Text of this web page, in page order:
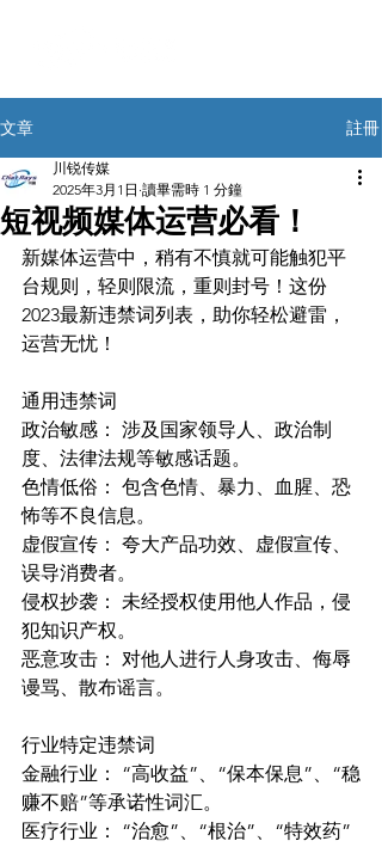
文章 註冊
短视频媒体运营必看！
川锐传媒
2025年3月1日 讀畢需時 1 分鐘
新媒体运营中，稍有不慎就可能触犯平
台规则，轻则限流，重则封号！这份
2023最新违禁词列表，助你轻松避雷，
运营无忧！
通用违禁词
政治敏感： 涉及国家领导人、政治制
度、法律法规等敏感话题。
色情低俗： 包含色情、暴力、血腥、恐
怖等不良信息。
虚假宣传： 夸大产品功效、虚假宣传、
误导消费者。
侵权抄袭： 未经授权使用他人作品，侵
犯知识产权。
恶意攻击： 对他人进行人身攻击、侮辱
谩骂、散布谣言。
行业特定违禁词
金融行业： “高收益”、“保本保息”、“稳
赚不赔”等承诺性词汇。
医疗行业： “治愈”、“根治”、“特效药”